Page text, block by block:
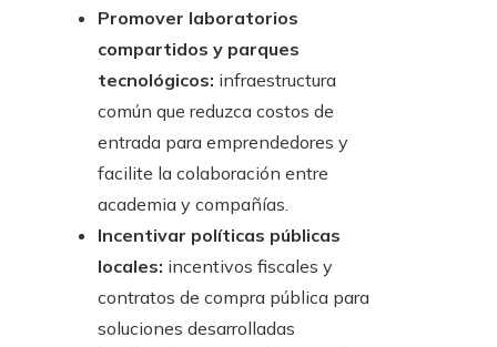
Promover laboratorios
compartidos y parques
tecnológicos: infraestructura
común que reduzca costos de
entrada para emprendedores y
facilite la colaboración entre
academia y compañías.
Incentivar políticas públicas
locales: incentivos fiscales y
contratos de compra pública para
soluciones desarrolladas